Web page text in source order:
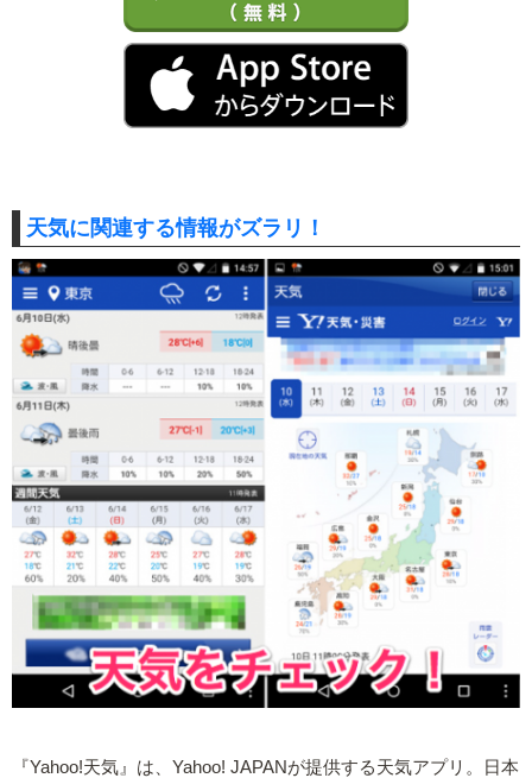
天気に関連する情報がズラリ！
『Yahoo!天気』は、Yahoo! JAPANが提供する天気アプリ。日本